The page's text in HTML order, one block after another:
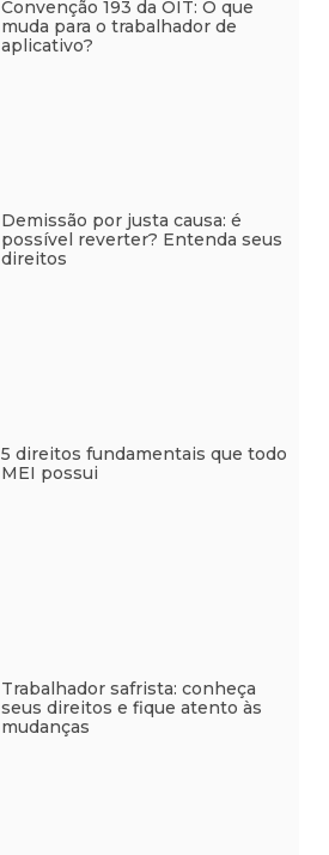
Convenção 193 da OIT: O que
muda para o trabalhador de
aplicativo?
Demissão por justa causa: é
possível reverter? Entenda seus
direitos
5 direitos fundamentais que todo
MEI possui
Trabalhador safrista: conheça
seus direitos e fique atento às
mudanças